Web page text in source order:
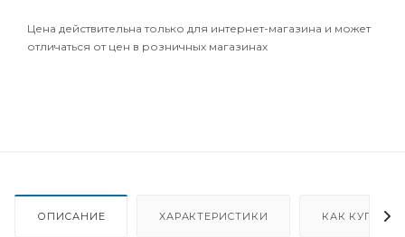
Цена действительна только для интернет-магазина и может
отличаться от цен в розничных магазинах
ОПИСАНИЕ ХАРАКТЕРИСТИКИ КАК КУПИТЬ